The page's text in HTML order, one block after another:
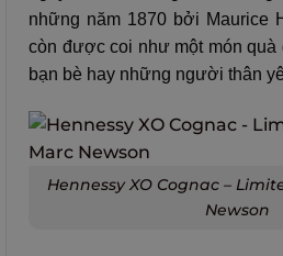
những năm 1870 bởi Maurice
còn được coi như một món quà
bạn bè hay những người thân
Hennessy XO Cognac –
Newson